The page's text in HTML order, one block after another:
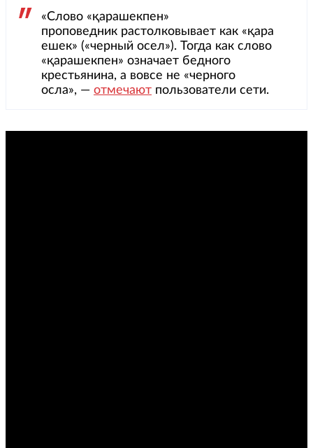
«Слово «қарашекпен»
проповедник растолковывает как «қара
ешек» («черный осел»). Тогда как слово
«қарашекпен» означает бедного
крестьянина, а вовсе не «черного
осла», — отмечают пользователи сети.